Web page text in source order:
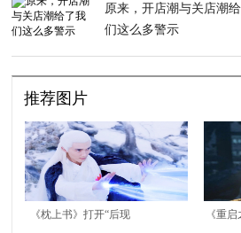
原来，开店潮与关店潮
们这么多警示
推荐图片
《枕上书》打开“后现 《重